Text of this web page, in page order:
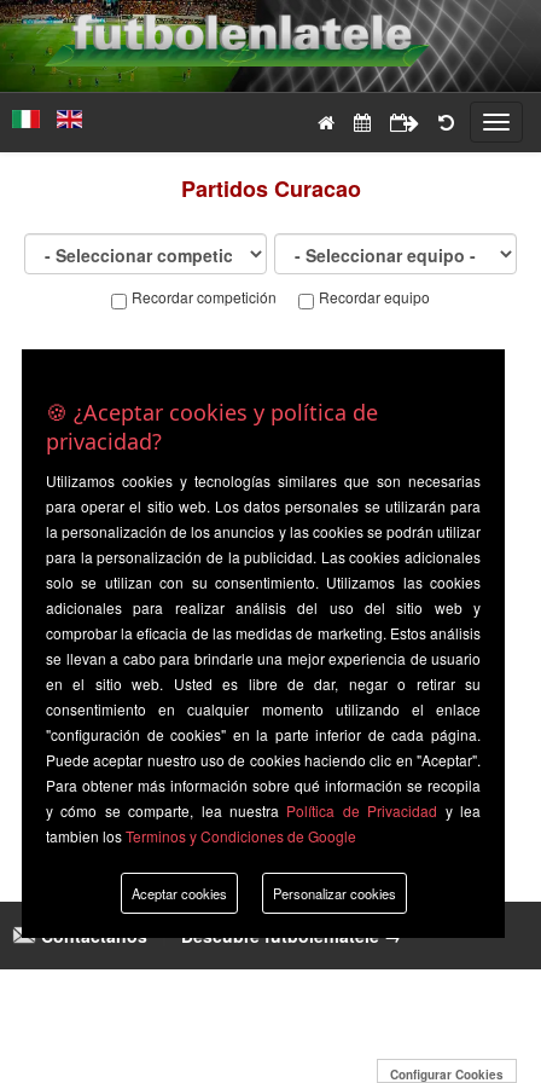
PartidosCuracao
Recordar competición Recordar equipo
Contáctanos|Descubre futbolenlatele →
Configurar Cookies
🍪 ¿Aceptar cookies y política de
privacidad?
Utilizamos cookies y tecnologías similares que son necesarias
para operar el sitio web. Los datos personales se utilizarán para
la personalización de los anuncios y las cookies se podrán utilizar
para la personalización de la publicidad. Las cookies adicionales
solo se utilizan con su consentimiento. Utilizamos las cookies
adicionales para realizar análisis del uso del sitio web y
comprobar la eficacia de las medidas de marketing. Estos análisis
se llevan a cabo para brindarle una mejor experiencia de usuario
en el sitio web. Usted es libre de dar, negar o retirar su
consentimiento en cualquier momento utilizando el enlace
"configuración de cookies" en la parte inferior de cada página.
Puede aceptar nuestro uso de cookies haciendo clic en "Aceptar".
Para obtener más información sobre qué información se recopila
y cómo se comparte, lea nuestra Política de Privacidad y lea
tambien losTerminos y Condiciones de Google
Aceptar cookies Personalizar cookies